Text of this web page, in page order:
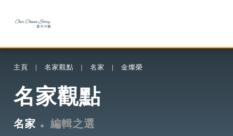
主頁 名家觀點 名家 金燦榮
名家觀點
名家 編輯之選